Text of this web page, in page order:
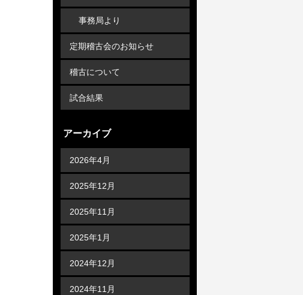
事務局より
定期稽古会のお知らせ
稽古について
試合結果
アーカイブ
2026年4月
2025年12月
2025年11月
2025年1月
2024年12月
2024年11月